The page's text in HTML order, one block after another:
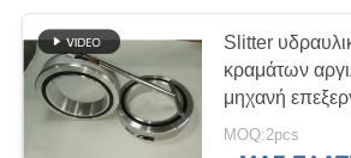
ΥΠΟΘΈΣΕΙΣ
ΖΗΤΉΣΤΕ
Slitter
κραμάτων
μηχανή
MOQ:2pcs